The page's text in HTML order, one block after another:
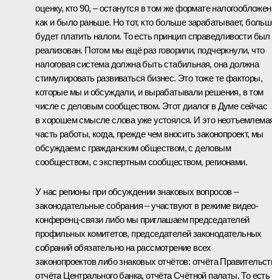
оценку, кто 90, – останутся в том же формате
как и было раньше. Но тот, кто больше зарабатывает,
будет платить налоги. То есть принцип справедливости был
реализован. Потом мы ещё раз говорили, подчеркнули, что
налоговая система должна быть стабильная, она должна
стимулировать развиваться бизнес. Это тоже те факторы,
которые мы и обсуждали, и вырабатывали решения, в том
числе с деловым сообществом. Этот диалог в Думе сейчас
в хорошем смысле слова уже устоялся. И это
часть работы, когда, прежде чем вносить законопроект, мы
обсуждаем с гражданским обществом, с деловым
сообществом, с экспертным сообществом, регионами.
У нас регионы при обсуждении знаковых вопросов –
законодательные собрания – участвуют в режиме видео-
конференц-связи либо мы приглашаем председателей
профильных комитетов, председателей законодательных
собраний обязательно на рассмотрение всех
законопроектов либо знаковых отчётов: отчёта
отчёта Центрального банка, отчёта Счётной палаты. То есть